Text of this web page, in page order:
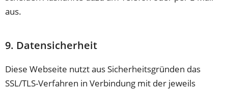
aus.
9. Datensicherheit
Diese Webseite nutzt aus Sicherheitsgründen das
SSL/TLS-Verfahren in Verbindung mit der jeweils